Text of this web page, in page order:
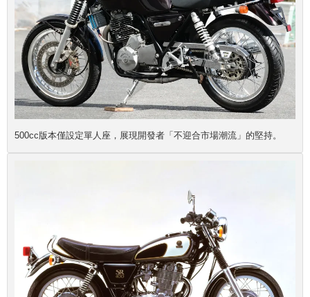
500cc版本僅設定單人座，展現開發者「不迎合市場潮流」的堅持。